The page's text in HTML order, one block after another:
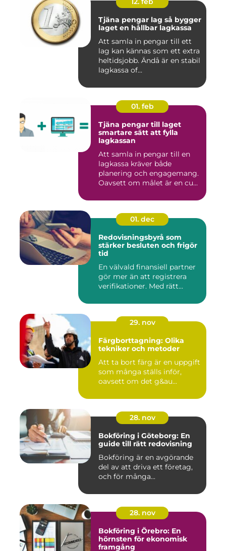
Tjäna pengar lag så bygger
laget en hållbar lagkassa
Att samla in pengar till ett
lag kan kännas som ett extra
heltidsjobb. Ändå är en stabil
lagkassa of...
01. feb
Tjäna pengar till laget
smartare sätt att fylla
lagkassan
Att samla in pengar till en
lagkassa kräver både
planering och engagemang.
Oavsett om målet är en cu...
01. dec
Redovisningsbyrå som
stärker besluten och frigör
tid
En välvald finansiell partner
gör mer än att registrera
verifikationer. Med rätt...
29. nov
Färgborttagning: Olika
tekniker och metoder
Att ta bort färg är en uppgift
som många ställs inför,
oavsett om det g&au...
28. nov
Bokföring i Göteborg: En
guide till rätt redovisning
Bokföring är en avgörande
del av att driva ett företag,
och för många...
28. nov
Bokföring i Örebro: En
hörnsten för ekonomisk
framgång